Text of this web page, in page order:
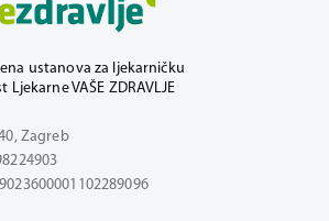
ustanova za ljekarničku
Ljekarne VAŠE ZDRAVLJE
Zagreb